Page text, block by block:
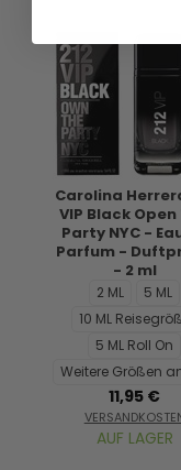
Carolina
VIP Black Open
Party NYC -
Parfum -
- 2 ml
2 ML
5 ML
10 ML
5 ML Roll On
Weitere Größen
11,95 €
AUF LAGER